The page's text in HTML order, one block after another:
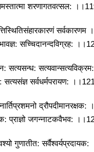
शरणागतवत्सल:
सर्वकारणम ।
सच्चिदानन्दविग्रह:
सत्यसन्ध:
सत्यसंज्ञ सर्वधर्मपरायण:
द्रौपदीमानरक्षक: ।
प्राज्ञो जगन्नाटकवैभव:
गुणातीत: सर्वैश्वर्यप्रदायक: